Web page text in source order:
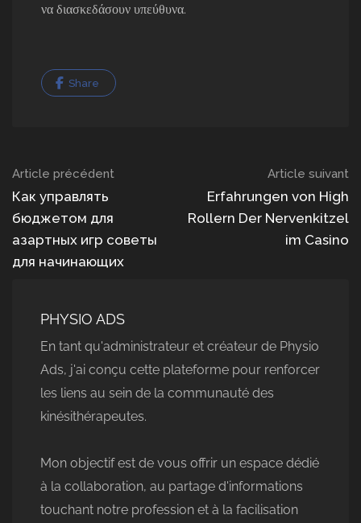
να διασκεδάσουν υπεύθυνα.
Share
Navigation
dans
les
articles
Article précédent
Как управлять
бюджетом для
азартных игр советы
для начинающих
Article suivant
Erfahrungen von High
Rollern Der Nervenkitzel
im Casino
PHYSIO ADS
En tant qu'administrateur et créateur de Physio
Ads, j'ai conçu cette plateforme pour renforcer
les liens au sein de la communauté des
kinésithérapeutes.
Mon objectif est de vous offrir un espace dédié
à la collaboration, au partage d'informations
touchant notre profession et à la facilisation